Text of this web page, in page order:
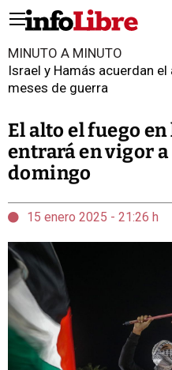
MINUTO A MINUTO
Israel y Hamás acuerdan
meses de guerra
El alto el fuego en
entrará en vigor
domingo
15 enero 2025 - 21:26 h